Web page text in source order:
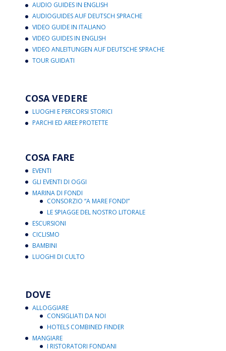
AUDIO GUIDES IN ENGLISH
AUDIOGUIDES AUF DEUTSCH SPRACHE
VIDEO GUIDE IN ITALIANO
VIDEO GUIDES IN ENGLISH
VIDEO ANLEITUNGEN AUF DEUTSCHE SPRACHE
TOUR GUIDATI
COSA VEDERE
LUOGHI E PERCORSI STORICI
PARCHI ED AREE PROTETTE
COSA FARE
EVENTI
GLI EVENTI DI OGGI
MARINA DI FONDI
CONSORZIO “A MARE FONDI”
LE SPIAGGE DEL NOSTRO LITORALE
ESCURSIONI
CICLISMO
BAMBINI
LUOGHI DI CULTO
DOVE
ALLOGGIARE
CONSIGLIATI DA NOI
HOTELS COMBINED FINDER
MANGIARE
I RISTORATORI FONDANI